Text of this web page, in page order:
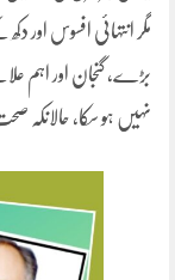
مگر انتہائی افسوس اور
بڑے، گنجان اور اہم
نہیں ہو سکا، حالانکہ